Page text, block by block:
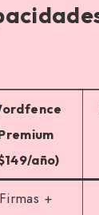
año)
Firmas +